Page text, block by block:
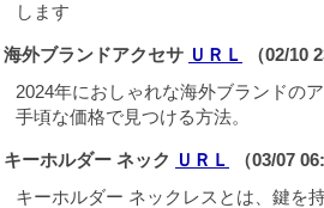
します
海外ブランドアクセサ ＵＲＬ
（02/10
2024年におしゃれな海外ブランドの
手頃な価格で見つける方法。
キーホルダー ネック ＵＲＬ
（03/07
キーホルダー ネックレスとは、鍵を